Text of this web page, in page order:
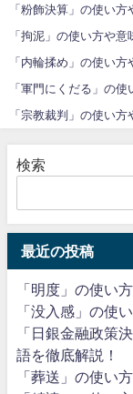
「粉飾決算」の使い
「拘泥」の使い方や
「内輪揉め」の使い
「軍門にくだる」の
「宗教裁判」の使い
検索
最近の投稿
「明度」の使い
「没入感」の使
「日銀金融政策
語を徹底解説！
「葬送」の使い